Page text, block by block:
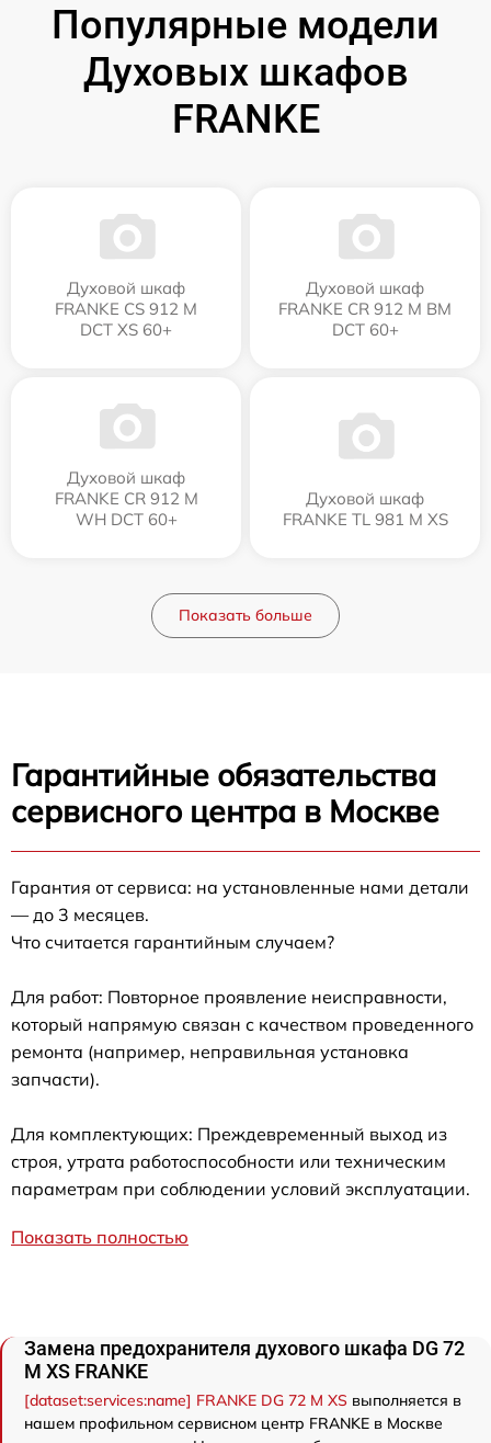
Популярные модели
Духовых шкафов
FRANKE
Духовой шкаф
FRANKE CS 912 M
DCT XS 60+
Духовой шкаф
FRANKE CR 912 M BM
DCT 60+
Духовой шкаф
FRANKE CR 912 M
WH DCT 60+
Духовой шкаф
FRANKE TL 981 M XS
Показать больше
Гарантийные обязательства
сервисного центра в Москве
Гарантия от сервиса: на установленные нами детали
— до 3 месяцев.
Что считается гарантийным случаем?
Для работ: Повторное проявление неисправности,
который напрямую связан с качеством проведенного
ремонта (например, неправильная установка
запчасти).
Для комплектующих: Преждевременный выход из
строя, утрата работоспособности или техническим
параметрам при соблюдении условий эксплуатации.
Показать полностью
Замена предохранителя духового шкафа DG 72
M XS FRANKE
[dataset:services:name] FRANKE DG 72 M XS выполняется в
нашем профильном сервисном центр FRANKE в Москве